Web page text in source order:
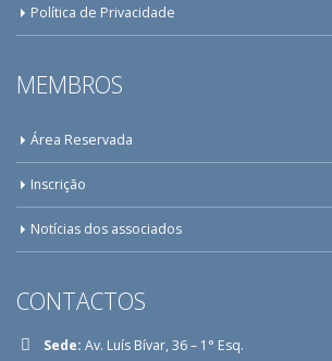
Política de Privacidade
MEMBROS
Área Reservada
Inscrição
Notícias dos associados
CONTACTOS
Sede: Av. Luís Bívar, 36 – 1° Esq.